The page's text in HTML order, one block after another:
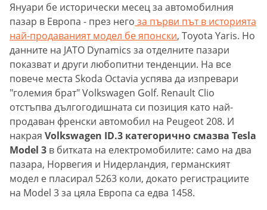
Януари бе исторически месец за автомобилния
пазар в Европа - през него за първи път в историята
най-продаваният модел бе японски, Toyota Yaris. Но
данните на JATO Dynamics за отделните пазари
показват и други любопитни тенденции. На все
повече места Skoda Octavia успява да изпревари
"големия брат" Volkswagen Golf. Renault Clio
отстъпва дългогодишната си позиция като най-
продаван френски автомобил на Peugeot 208. И
накрая Volkswagen ID.3 категорично смазва Tesla
Model 3 в битката на електромобилите: само на два
пазара, Норвегия и Нидерландия, германският
модел е пласирал 5263 коли, докато регистрациите
на Model 3 за цяла Европа са едва 1458.